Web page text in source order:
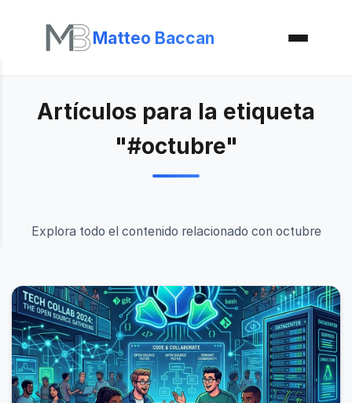
Matteo Baccan
Artículos para la etiqueta
"#octubre"
Explora todo el contenido relacionado con octubre